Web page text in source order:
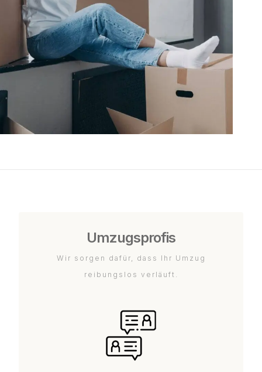
Umzugsprofis
Wir sorgen dafür, dass Ihr Umzug
reibungslos verläuft.